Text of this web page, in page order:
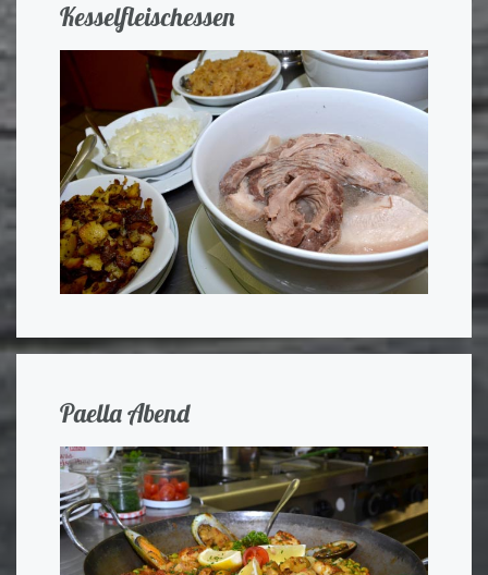
Kesselfleischessen
Paella Abend